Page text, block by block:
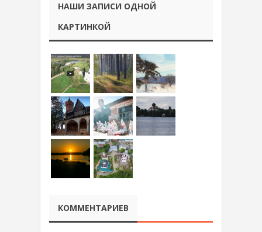
НАШИ ЗАПИСИ ОДНОЙ
КАРТИНКОЙ
КОММЕНТАРИЕВ